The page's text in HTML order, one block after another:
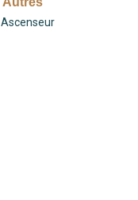
Ascenseur